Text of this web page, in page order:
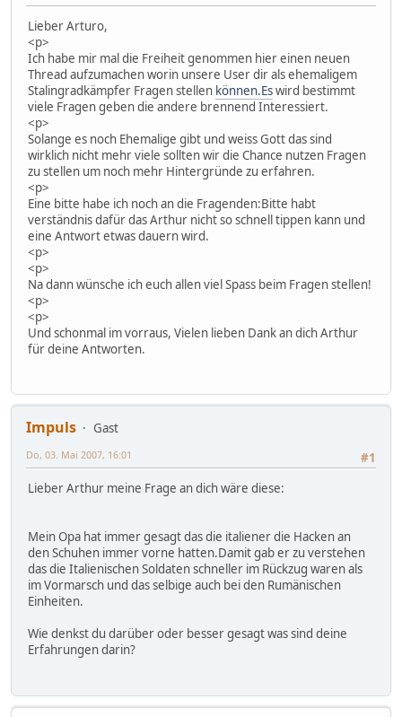
Lieber Arturo,
<p>
Ich habe mir mal die Freiheit genommen hier einen neuen
Thread aufzumachen worin unsere User dir als ehemaligem
Stalingradkämpfer Fragen stellen können.Eswird bestimmt
viele Fragen geben die andere brennend Interessiert.
<p>
Solange es noch Ehemalige gibt und weiss Gott das sind
wirklich nicht mehr viele sollten wir die Chance nutzen Fragen
zu stellen um noch mehr Hintergründe zu erfahren.
<p>
Eine bitte habe ich noch an die Fragenden:Bitte habt
verständnis dafür das Arthur nicht so schnell tippen kann und
eine Antwort etwas dauern wird.
<p>
<p>
Na dann wünsche ich euch allen viel Spass beim Fragen stellen!
<p>
<p>
Und schonmal im vorraus, Vielen lieben Dank an dich Arthur
für deine Antworten.
Impuls
Gast
#1
Do, 03. Mai 2007, 16:01
Lieber Arthur meine Frage an dich wäre diese:
Mein Opa hat immer gesagt das die italiener die Hacken an
den Schuhen immer vorne hatten.Damit gab er zu verstehen
das die Italienischen Soldaten schneller im Rückzug waren als
im Vormarsch und das selbige auch bei den Rumänischen
Einheiten.
Wie denkst du darüber oder besser gesagt was sind deine
Erfahrungen darin?